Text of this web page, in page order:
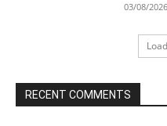
03/08/2026
RECENT COMMENTS